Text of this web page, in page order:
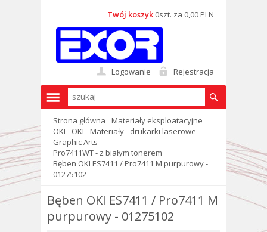
Logowanie Rejestracja
Twój koszyk 0szt. za 0,00 PLN
Strona główna
Materiały eksploatacyjne
OKI
OKI - Materiały - drukarki laserowe
Graphic Arts
Pro7411WT - z białym tonerem
Bęben OKI ES7411 / Pro7411 M purpurowy -
01275102
Bęben OKI ES7411 / Pro7411 M
purpurowy - 01275102